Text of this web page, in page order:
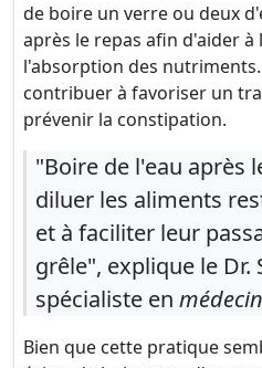
de boire un verre ou deux
après le repas afin d'aider à
l'absorption des
contribuer à favoriser un
prévenir la constipation.
"Boire de l'eau après
diluer les aliments
et à faciliter leur
grêle", explique le Dr.
spécialiste en
Bien que cette pratique